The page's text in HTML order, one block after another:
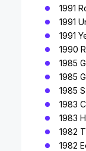
1991
1991
1991
1990
1985
1985
1985
1983
1983
1982
1982